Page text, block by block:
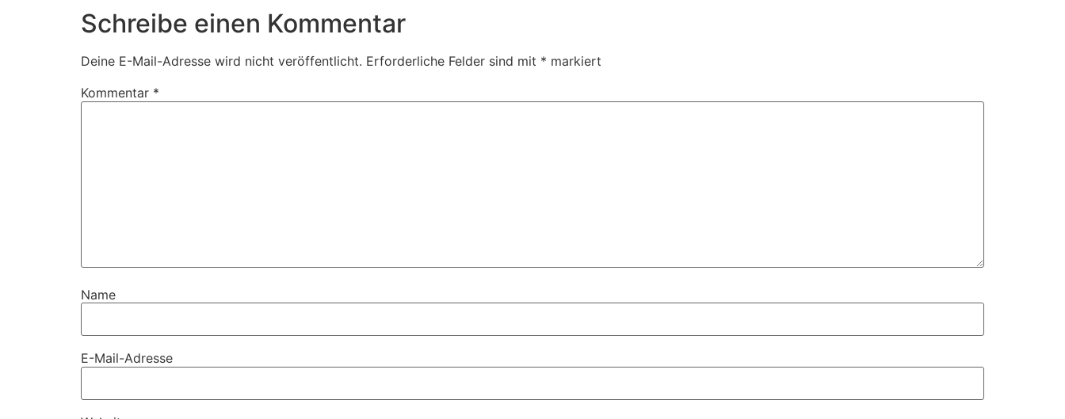
Schreibe einen Kommentar
Deine E-Mail-Adresse wird nicht veröffentlicht. Erforderliche Felder sind mit * markiert
Kommentar *
Name
E-Mail-Adresse